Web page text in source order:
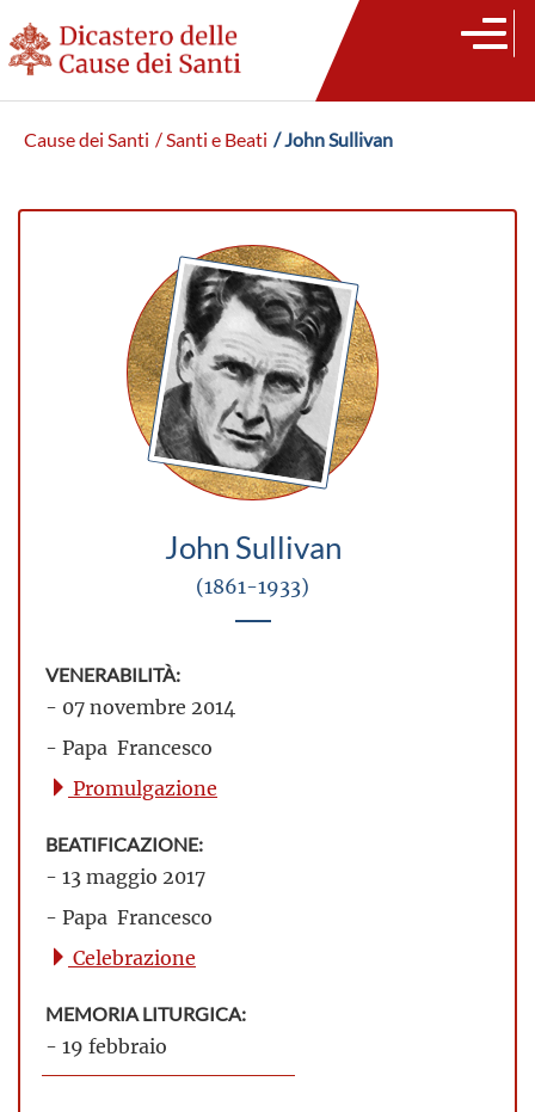
Cause dei Santi / Santi e Beati / John Sullivan
John Sullivan
(1861-1933)
VENERABILITÀ:
- 07 novembre 2014
- Papa Francesco
Promulgazione
BEATIFICAZIONE:
- 13 maggio 2017
- Papa Francesco
Celebrazione
MEMORIA LITURGICA:
- 19 febbraio